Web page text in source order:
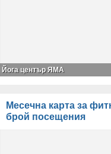
Йога център ЯМА
Месечна карта за
брой посещения